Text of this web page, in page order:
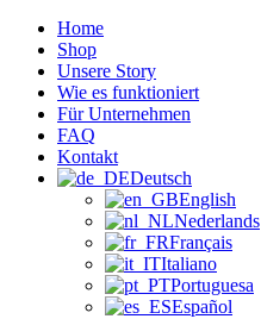
Home
Shop
Unsere Story
Wie es funktioniert
Für Unternehmen
FAQ
Kontakt
Deutsch
English
Nederlands
Français
Italiano
Portuguesa
Español